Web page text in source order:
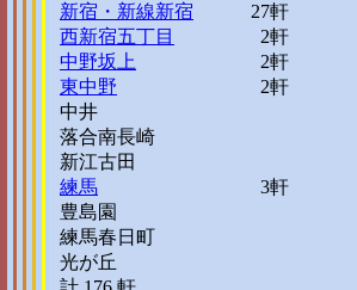
新宿・新線新宿
27軒
西新宿五丁目
2軒
中野坂上
2軒
東中野
2軒
中井
落合南長崎
新江古田
練馬
3軒
豊島園
練馬春日町
光が丘